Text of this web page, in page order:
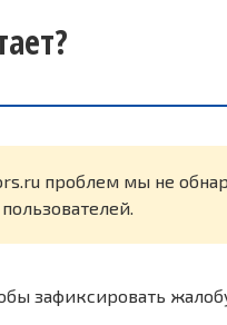
проблем мы не
зафиксировать